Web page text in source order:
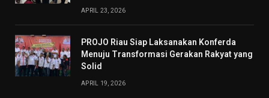
APRIL 23, 2026
PROJO Riau Siap Laksanakan Konferda
Menuju Transformasi Gerakan Rakyat yang
Solid
APRIL 19, 2026